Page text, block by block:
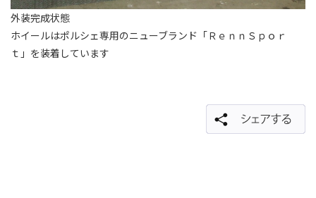
外装完成状態
ホイールはポルシェ専用のニューブランド「ＲｅｎｎＳｐｏｒ
ｔ」を装着しています